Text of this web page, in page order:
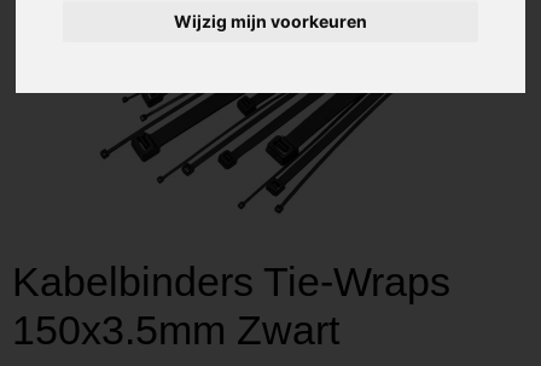
Wijzig mijn voorkeuren
Kabelbinders Tie-Wraps
150x3.5mm Zwart